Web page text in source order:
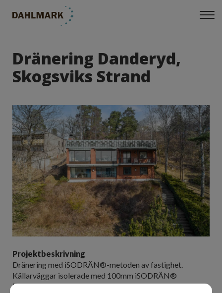
Dränering Danderyd,
Skogsviks Strand
Projektbeskrivning
Dränering med iSODRÄN®-metoden av fastighet.
Källarväggar isolerade med 100mm iSODRÄN®
Utfört- Oktober 2020